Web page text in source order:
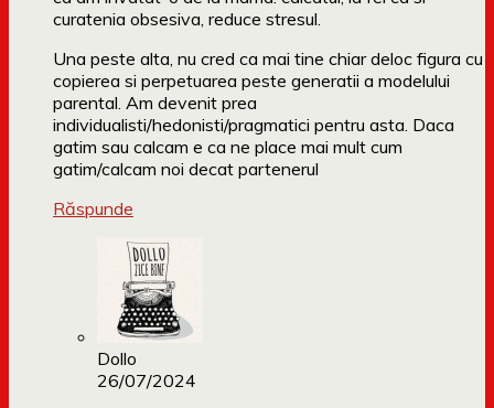
curatenia obsesiva, reduce stresul.
Una peste alta, nu cred ca mai tine chiar deloc figura cu
copierea si perpetuarea peste generatii a modelului
parental. Am devenit prea
individualisti/hedonisti/pragmatici pentru asta. Daca
gatim sau calcam e ca ne place mai mult cum
gatim/calcam noi decat partenerul
Răspunde
Dollo
26/07/2024